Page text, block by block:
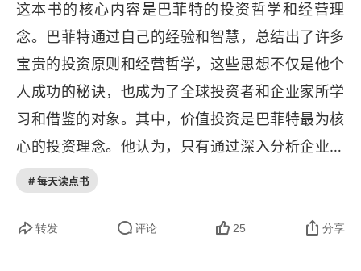
A.完整公平的信息披露[1]
B.董事会与公司高管[1]
C.企业变化的焦虑[1]
D.社会契约[1]
E.由股东决策的公司捐赠方法[1]
这本书的核心内容是巴菲特的投资哲学和经营理
念。巴菲特通过自己的经验和智慧，总结出了许多
宝贵的投资原则和经营哲学，这些思想不仅是他个
人成功的秘诀，也成为了全球投资者和企业家所学
习和借鉴的对象。其中，价值投资是巴菲特最为核
心的投资理念。他认为，只有通过深入分析企业的
基本面、财务状况和发展前景等因素，才能够发现
价值投资方法强调对企业内在价值的评估，而不是
# 每天读点书
转发 评论 25 分享